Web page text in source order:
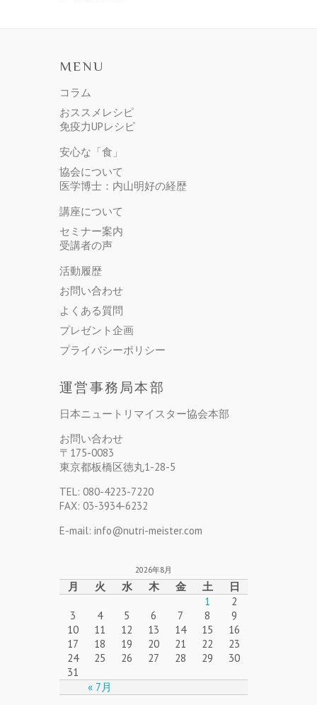
MENU
コラム
おススメレシピ
免疫力UPレシピ
安心な「食」
協会について
医学博士：内山明好の経歴
講座について
セミナー案内
受講者の声
活動履歴
お問い合わせ
よくある質問
プレゼント企画
プライバシーポリシー
運営事務局本部
日本ニュートリマイスター協会本部
お問い合わせ
〒175-0083
東京都板橋区徳丸1-28-5
TEL: 080-4223-7220
FAX: 03-3934-6232
E-mail: info@nutri-meister.com
2026年8月
月 火 水 木 金 土 日
« 7月
1
2
3
4 5 6 7 8
9
10
11 12 13 14 15
16
17
18 19 20 21 22
23
24
25 26 27 28 29
30
31